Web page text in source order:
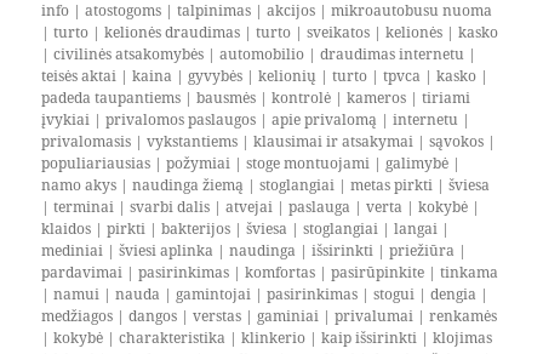
info |atostogoms |talpinimas |akcijos |mikroautobusu nuoma
|turto |kelionės draudimas |turto |sveikatos |kelionės |kasko
|civilinės atsakomybės |automobilio |draudimas internetu |
teisės aktai |kaina | gyvybės |kelionių |turto |tpvca |kasko |
padeda taupantiems |bausmės |kontrolė |kameros |tiriami
įvykiai |privalomos paslaugos |apie privalomą |internetu |
privalomasis |vykstantiems |klausimai ir atsakymai |sąvokos |
populiariausias |požymiai |stoge montuojami | galimybė |
namo akys |naudinga žiemą |stoglangiai |metas pirkti |šviesa
|terminai |svarbi dalis |atvejai |paslauga |verta |kokybė |
klaidos |pirkti |bakterijos |šviesa |stoglangiai |langai |
mediniai |šviesi aplinka |naudinga |išsirinkti |priežiūra |
pardavimai |pasirinkimas |komfortas |pasirūpinkite |tinkama
|namui |nauda | gamintojai |pasirinkimas |stogui |dengia |
medžiagos |dangos |verstas | gaminiai |privalumai |renkamės
|kokybė |charakteristika |klinkerio |kaip išsirinkti |klojimas